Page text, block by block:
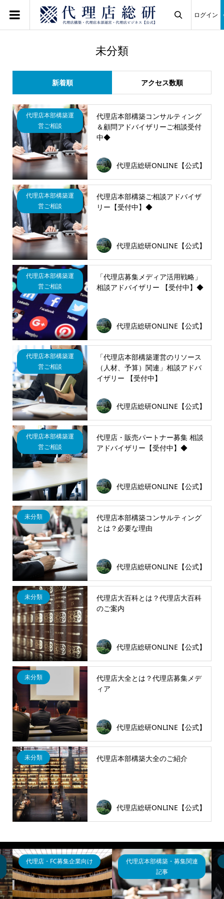
ログイン
未分類
新着順 アクセス数順
代理店本部構築運
営ご相談
代理店本部構築コンサルティング
＆顧問アドバイザリーご相談受付
中◆
代理店総研ONLINE【公式】
代理店本部構築運
営ご相談
代理店本部構築ご相談アドバイザ
リー【受付中】◆
代理店総研ONLINE【公式】
代理店本部構築運
営ご相談
「代理店募集メディア活用戦略」
相談アドバイザリー 【受付中】◆
代理店総研ONLINE【公式】
代理店本部構築運
営ご相談
「代理店本部構築運営のリソース
（人材、予算）関連」相談アドバ
イザリー 【受付中】
代理店総研ONLINE【公式】
代理店本部構築運
営ご相談
代理店・販売パートナー募集 相談
アドバイザリー【受付中】◆
代理店総研ONLINE【公式】
未分類
代理店本部構築コンサルティング
とは？必要な理由
代理店総研ONLINE【公式】
未分類
代理店大百科とは？代理店大百科
のご案内
代理店総研ONLINE【公式】
未分類
代理店大全とは？代理店募集メデ
ィア
代理店総研ONLINE【公式】
未分類 代理店本部構築大全のご紹介
代理店総研ONLINE【公式】
代理店・FC募集企業向け
代理店本部構築・募集関連
記事